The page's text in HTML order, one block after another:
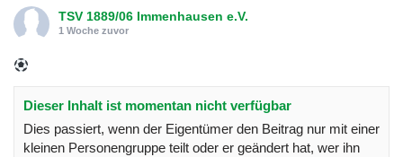
TSV 1889/06 Immenhausen e.V.
1 Woche zuvor
Dieser Inhalt ist momentan nicht verfügbar
Dies passiert, wenn der Eigentümer den Beitrag nur mit einer
kleinen Personengruppe teilt oder er geändert hat, wer ihn